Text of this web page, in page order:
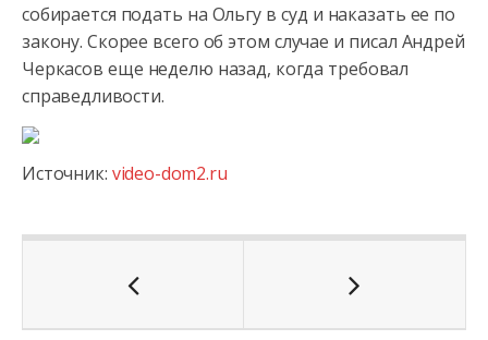
собирается подать на Ольгу в суд и наказать ее по
закону. Скорее всего об этом случае и писал Андрей
Черкасов еще неделю назад, когда требовал
справедливости.
Источник: video-dom2.ru